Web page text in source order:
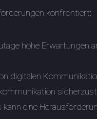
konfrontiert:
hohe Erwartungen
digitalen
kann eine